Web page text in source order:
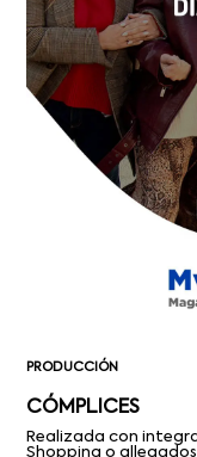
PRODUCCIÓN
CÓMPLICES
Realizada con
Shopping o